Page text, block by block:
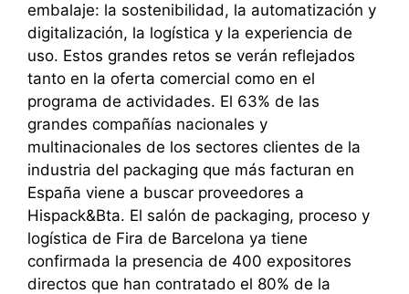
embalaje: la sostenibilidad, la automatización y
digitalización, la logística y la experiencia de
uso. Estos grandes retos se verán reflejados
tanto en la oferta comercial como en el
programa de actividades. El 63% de las
grandes compañías nacionales y
multinacionales de los sectores clientes de la
industria del packaging que más facturan en
España viene a buscar proveedores a
Hispack&Bta.​ ​​ El salón de packaging, proceso y
logística de Fira de Barcelona ya tiene
confirmada la presencia de 400 expositores
directos que han contratado el 80% de la